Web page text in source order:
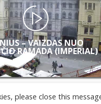
– VAIZDAS NUO
RAMADA (IMPERIAL)
please close this